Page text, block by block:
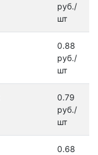
руб./
шт
0.88
руб./
шт
0.79
руб./
шт
0.68